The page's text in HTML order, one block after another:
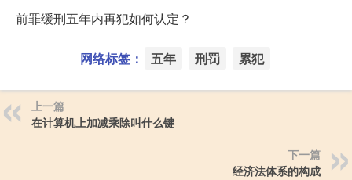
前罪缓刑五年内再犯如何认定？
网络标签： 五年 刑罚 累犯
上一篇
在计算机上加减乘除叫什么键
下一篇
经济法体系的构成